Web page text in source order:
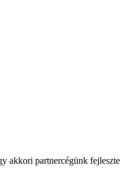
akkori partnercégünk